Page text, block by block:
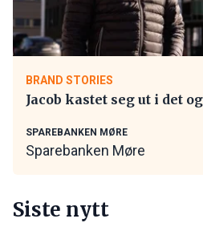
BRAND STORIES
Jacob kastet seg ut i det
SPAREBANKEN MØRE
Sparebanken Møre
Siste nytt